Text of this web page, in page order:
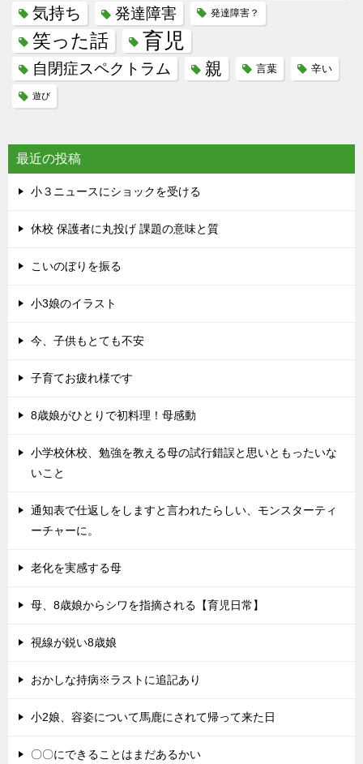
気持ち 発達障害 発達障害？
笑った話 育児
自閉症スペクトラム 親 言葉 辛い
遊び
最近の投稿
小３ニュースにショックを受ける
休校 保護者に丸投げ 課題の意味と質
こいのぼりを振る
小3娘のイラスト
今、子供もとても不安
子育てお疲れ様です
8歳娘がひとりで初料理！母感動
小学校休校、勉強を教える母の試行錯誤と思いともったいな
いこと
通知表で仕返しをしますと言われたらしい、モンスターティ
ーチャーに。
老化を実感する母
母、8歳娘からシワを指摘される【育児日常】
視線が鋭い8歳娘
おかしな持病※ラストに追記あり
小2娘、容姿について馬鹿にされて帰って来た日
〇〇にできることはまだあるかい